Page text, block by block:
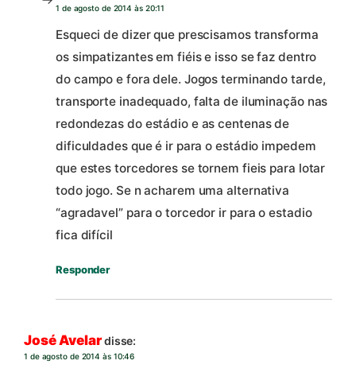
1 de agosto de 2014 às 20:11
Esqueci de dizer que prescisamos transforma
os simpatizantes em fiéis e isso se faz dentro
do campo e fora dele. Jogos terminando tarde,
transporte inadequado, falta de iluminação nas
redondezas do estádio e as centenas de
dificuldades que é ir para o estádio impedem
que estes torcedores se tornem fieis para lotar
todo jogo. Se n acharem uma alternativa
“agradavel” para o torcedor ir para o estadio
fica difícil
Responder
José Avelardisse:
1 de agosto de 2014 às 10:46